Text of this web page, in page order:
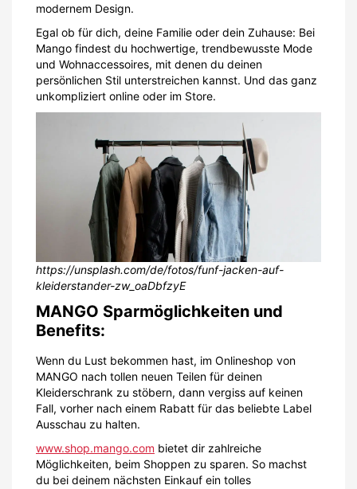
modernem Design.
Egal ob für dich, deine Familie oder dein Zuhause: Bei
Mango findest du hochwertige, trendbewusste Mode
und Wohnaccessoires, mit denen du deinen
persönlichen Stil unterstreichen kannst. Und das ganz
unkompliziert online oder im Store.
https://unsplash.com/de/fotos/funf-jacken-auf-
kleiderstander-zw_oaDbfzyE
MANGO Sparmöglichkeiten und
Benefits:
Wenn du Lust bekommen hast, im Onlineshop von
MANGO nach tollen neuen Teilen für deinen
Kleiderschrank zu stöbern, dann vergiss auf keinen
Fall, vorher nach einem Rabatt für das beliebte Label
Ausschau zu halten.
www.shop.mango.com bietet dir zahlreiche
Möglichkeiten, beim Shoppen zu sparen. So machst
du bei deinem nächsten Einkauf ein tolles